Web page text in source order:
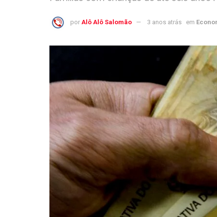
por Alô Alô Salomão 3 anos atrás em